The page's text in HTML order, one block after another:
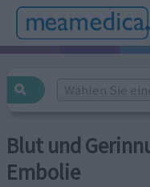
Wählen Sie
Blut und
Embolie